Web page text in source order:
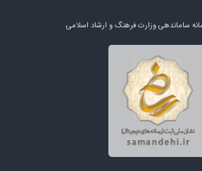
ساماندهی وزارت فرهنگ و ارشاد اسلامی